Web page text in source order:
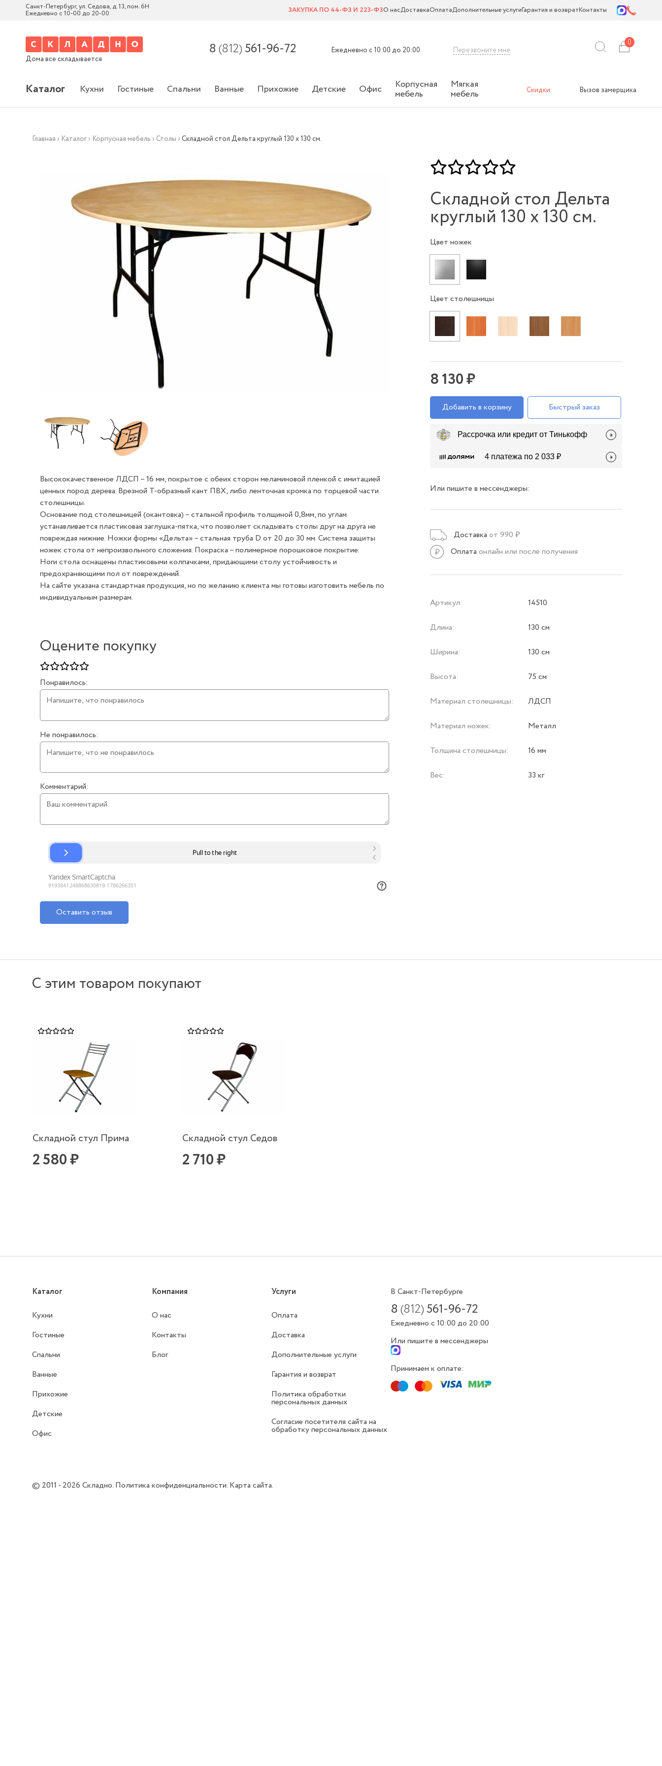
Санкт-Петербург, ул. Седова, д. 13, пом. 6Н
Ежедневно с 10-00 до 20-00 ЗАКУПКА ПО 44-ФЗ И 223-ФЗО насДоставкаОплатаДополнительные услугиГарантия и возвратКонтакты
Дома все складывается
8 (812) 561-96-72 Ежедневно с 10:00 до 20:00 Перезвоните мне
0
Каталог Кухни Гостиные Спальни Ванные Прихожие Детские Офис Корпусная
мебель
Мягкая
мебель Скидки Вызов замерщика
Главная › Каталог › Корпусная мебель › Столы ›Складной стол Дельта круглый 130 х 130 см.
Высококачественное ЛДСП – 16 мм, покрытое с обеих сторон меламиновой пленкой с имитацией
ценных пород дерева. Врезной Т-образный кант ПВХ, либо ленточная кромка по торцевой части
столешницы.
Основание под столешницей (окантовка) – стальной профиль толщиной 0,8мм, по углам
устанавливается пластиковая заглушка-пятка, что позволяет складывать столы друг на друга не
повреждая нижние. Ножки формы «Дельта» – стальная труба D от 20 до 30 мм. Система защиты
ножек стола от непроизвольного сложения. Покраска – полимерное порошковое покрытие.
Ноги стола оснащены пластиковыми колпачками, придающими столу устойчивость и
предохраняющими пол от повреждений.
На сайте указана стандартная продукция, но по желанию клиента мы готовы изготовить мебель по
индивидуальным размерам.
Оцените покупку
Понравилось:
Не понравилось:
Комментарий:
Оставить отзыв
Складной стол Дельта
круглый 130 х 130 см.
Цвет ножек
Цвет столешницы
8 130 ₽
Добавить в корзину Быстрый заказ
Рассрочка или кредит от Тинькофф
4 платежа по 2 033 ₽
Или пишите в мессенджеры:
Доставка от 990 ₽
Оплата онлайн или после получения
Артикул: 14510
Длина: 130 см
Ширина: 130 см
Высота: 75 см
Материал столешницы: ЛДСП
Материал ножек: Металл
Толщина столешницы: 16 мм
Вес: 33 кг
С этим товаром покупают
Складной стул Прима
2 580 ₽
Складной стул Седов
2 710 ₽
Каталог
Кухни
Гостиные
Спальни
Ванные
Прихожие
Детские
Офис
Компания
О нас
Контакты
Блог
Услуги
Оплата
Доставка
Дополнительные услуги
Гарантия и возврат
Политика обработки
персональных данных
Согласие посетителя сайта на
обработку персональных данных
В Санкт-Петербурге
8(812) 561-96-72
Ежедневно с 10:00 до 20:00
Или пишите в мессенджеры
Принимаем к оплате:
© 2011 - 2026Складно. Политика конфиденциальности. Карта сайта.